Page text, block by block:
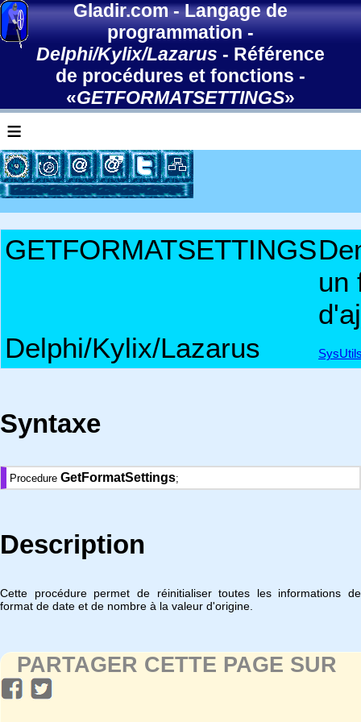
Gladir.com-Langage de
programmation-
Delphi/Kylix/Lazarus - Référence
de procédures et fonctions -
«GETFORMATSETTINGS»
≡
GETFORMATSETTINGS
un
Delphi/Kylix/Lazarus
Syntaxe
Procedure GetFormatSettings;
Description
Cette procédure permet de réinitialiser toutes les informations de
format de date et de nombre à la valeur d'origine.
PARTAGER CETTE PAGE SUR